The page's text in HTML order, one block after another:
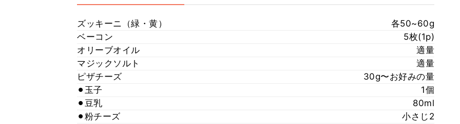
ズッキーニ（緑・黄）
各50~60g
ベーコン
5枚(1p)
オリーブオイル
適量
マジックソルト
適量
ピザチーズ
30g〜お好みの量
⚫︎玉子
1個
⚫︎豆乳
80ml
⚫︎粉チーズ
小さじ2